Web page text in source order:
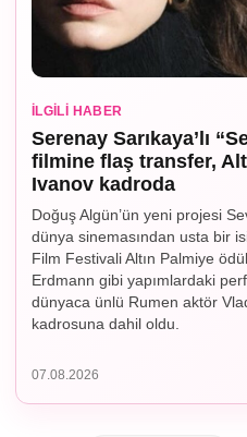
İLGILI HABER
Serenay Sarıkaya’lı
filmine flaş transfer,
Ivanov kadroda
Doğuş Algün’ün yeni projesi
dünya sinemasından usta bir
Film Festivali Altın Palmiye
Erdmann gibi yapımlardaki
dünyaca ünlü Rumen aktör
kadrosuna dahil oldu.
07.08.2026